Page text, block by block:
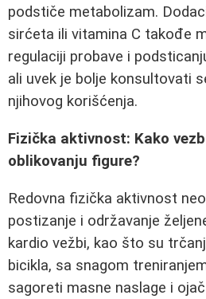
podstiče metabolizam.
sirćeta ili vitamina C takođe
regulaciji probave i
ali uvek je bolje konsultovati
njihovog korišćenja.
Fizička aktivnost: Kako
oblikovanju figure?
Redovna fizička aktivnost
postizanje i održavanje
kardio vežbi, kao što su
bicikla, sa snagom
sagoreti masne naslage i